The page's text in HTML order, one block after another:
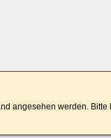
angesehen werden.